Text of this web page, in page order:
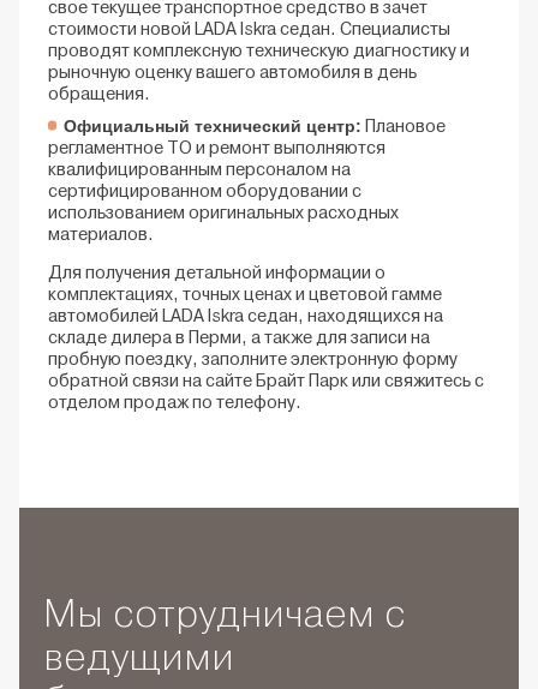
свое текущее транспортное средство в зачет
стоимости новой LADA Iskra седан. Специалисты
проводят комплексную техническую диагностику и
рыночную оценку вашего автомобиля в день
обращения.
Официальный технический центр: Плановое
регламентное ТО и ремонт выполняются
квалифицированным персоналом на
сертифицированном оборудовании с
использованием оригинальных расходных
материалов.
Для получения детальной информации о
комплектациях, точных ценах и цветовой гамме
автомобилей LADA Iskra седан, находящихся на
складе дилера в Перми, а также для записи на
пробную поездку, заполните электронную форму
обратной связи на сайте Брайт Парк или свяжитесь с
отделом продаж по телефону.
Мы сотрудничаем с
ведущими